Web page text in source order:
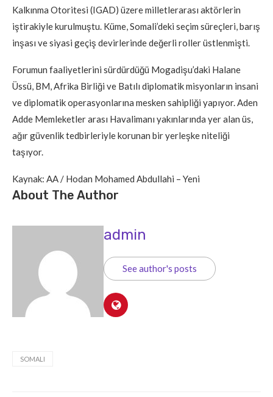
Kalkınma Otoritesi (IGAD) üzere milletlerarası aktörlerin
iştirakiyle kurulmuştu. Küme, Somali’deki seçim süreçleri, barış
inşası ve siyasi geçiş devirlerinde değerli roller üstlenmişti.
Forumun faaliyetlerini sürdürdüğü Mogadişu’daki Halane
Üssü, BM, Afrika Birliği ve Batılı diplomatik misyonların insani
ve diplomatik operasyonlarına mesken sahipliği yapıyor. Aden
Adde Memleketler arası Havalimanı yakınlarında yer alan üs,
ağır güvenlik tedbirleriyle korunan bir yerleşke niteliği
taşıyor.
Kaynak: AA / Hodan Mohamed Abdullahi – Yeni
About The Author
admin
See author's posts
SOMALI